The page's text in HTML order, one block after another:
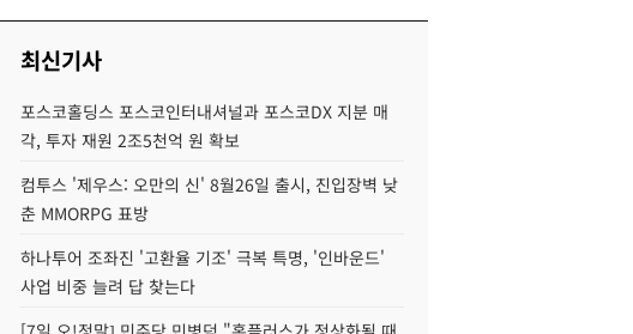
최신기사
포스코홀딩스 포스코인터내셔널과 포스코DX 지분 매
각, 투자 재원 2조5천억 원 확보
컴투스 '제우스: 오만의 신' 8월26일 출시, 진입장벽 낮
춘 MMORPG 표방
하나투어 조좌진 '고환율 기조' 극복 특명, '인바운드'
사업 비중 늘려 답 찾는다